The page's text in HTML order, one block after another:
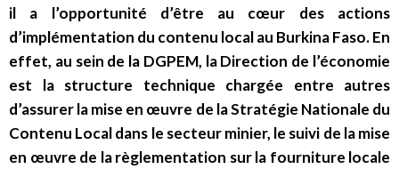
il a l’opportunité d’être au cœur des actions
d’implémentation du contenu local au Burkina Faso. En
effet, au sein de la DGPEM, la Direction de l’économie
est la structure technique chargée entre autres
d’assurer la mise en œuvre de la Stratégie Nationale du
Contenu Local dans le secteur minier, le suivi de la mise
en œuvre de la règlementation sur la fourniture locale